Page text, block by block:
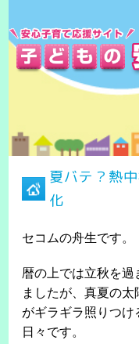
夏バテ？熱
化
セコムの舟生です。
暦の上では立秋を過
ましたが、真夏の太
がギラギラ照りつけ
日々です。